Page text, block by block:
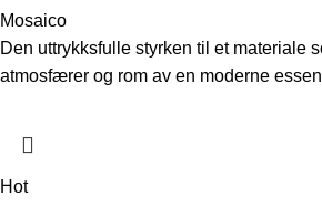
Mosaico
Den uttrykksfulle styrken til et materiale
atmosfærer og rom av en moderne
Hot